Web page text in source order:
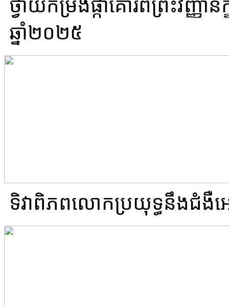
ថ្វាយ​កម្រងផ្កា​គោរព​ព្រះវិញ្ញា
ឆ្នាំ២០២៥
ទិវាពិភពលោកប្រយុទ្ធនឹងជំងឺអ